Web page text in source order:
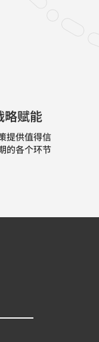
略赋能
提供值得信
的各个环节